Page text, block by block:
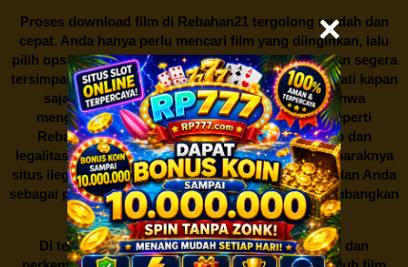
Proses download film di Rebahan21tergolong mudah dan
cepat. Anda hanya perlu mencari film yang diinginkan, lalu
pilih opsi download yang tersedia. Film tersebut akan segera
tersimpan dalam perangkat Anda, siap untuk dinikmati kapan
saja dan di mana saja. Namun, perlu diingat bahwa
mengunduh film secara gratis dari situs-situs seperti
Rebahan21 juga berarti berurusan dengan risiko dan
legalitas. Seperti yang telah dibahas sebelumnya, maraknya
situs ilegal semacam ini menimbulkan kontroversi, dan Anda
sebagai pengguna juga perlu bijak dalam mempertimbangkan
akibat dari tindakan tersebut.
Di tengah dinamika persaingan industri hiburan dan